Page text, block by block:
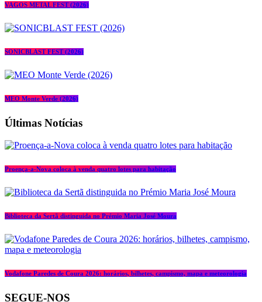
VAGOS METAL FEST (2026)
SONICBLAST FEST (2026)
MEO Monte Verde (2026)
Últimas Notícias
Proença-a-Nova coloca à venda quatro lotes para habitação
Biblioteca da Sertã distinguida no Prémio Maria José Moura
Vodafone Paredes de Coura 2026: horários, bilhetes, campismo, mapa e meteorologia
SEGUE-NOS